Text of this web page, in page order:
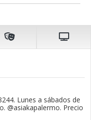
Lunes a sábados de
@asiakapalermo. Precio